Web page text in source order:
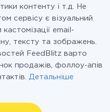
контенту і т.д. Не
сервісу є візуальний
email-
тексту та зображень.
FeedBlitz варто
продажів, фоллоу-апів
Детальніше